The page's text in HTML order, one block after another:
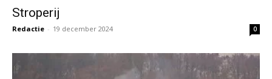
Stroperij
Redactie - 19 december 2024 0